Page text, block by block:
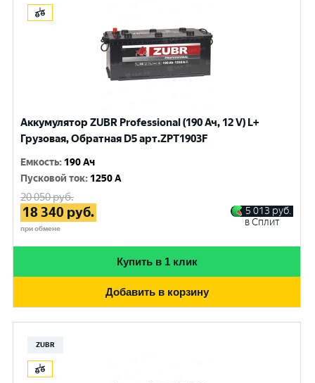
Аккумулятор ZUBR Professional (190 Ач, 12 V) L+
Грузовая, Обратная D5 арт.ZPT1903F
Емкость: 190 Ач
Пусковой ток: 1250 A
20 050руб.
18 340 руб.
при обмене
5 013 руб.
в Сплит
Купить в 1 клик
Добавить в корзину
ZUBR